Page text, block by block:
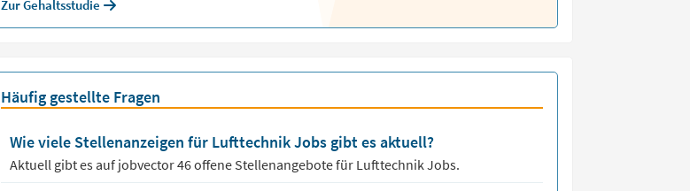
Zur Gehaltsstudie
Häufig gestellte Fragen
Wie viele Stellenanzeigen für Lufttechnik Jobs gibt es aktuell?
Aktuell gibt es auf jobvector46offene Stellenangebote für Lufttechnik Jobs.